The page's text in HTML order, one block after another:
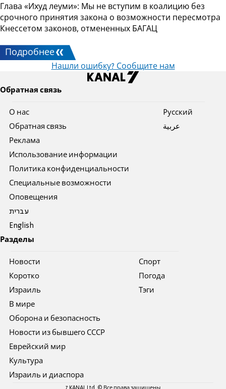
Глава «Ихуд леуми»: Мы не вступим в коалицию без
срочного принятия закона о возможности пересмотра
Кнессетом законов, отмененных БАГАЦ
Подробнее
Нашли ошибку? Сообщите нам
Обратная связь
О нас
Обратная связь
Реклама
Использование информации
Политика конфиденциальности
Специальные возможности
Оповещения
עברית
English
Pусский
عربية
Разделы
Новости
Коротко
Израиль
В мире
Оборона и безопасность
Новости из бывшего СССР
Еврейский мир
Культура
Израиль и диаспора
Спорт
Погода
Тэги